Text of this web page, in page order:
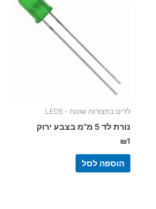
לדים בתצורות שונות - LEDS
נורת לד 5 מ"מ בצבע ירוק
₪1
הוספה לסל